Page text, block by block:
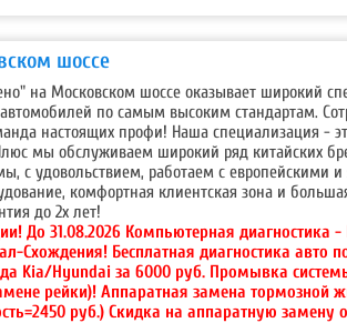
шоссе
на Московском шоссе оказывает широкий
по самым высоким стандартам.
настоящих профи! Наша специализация -
мы обслуживаем широкий ряд китайских
с удовольствием, работаем с европейскими
комфортная клиентская зона и
до 2х лет!
До 31.08.2026 Компьютерная диагностика -
Схождения! Бесплатная диагностика авто
Kia/Hyundai за 6000 руб. Промывка
рейки)! Аппаратная замена тормозной
руб.) Скидка на аппаратную замену